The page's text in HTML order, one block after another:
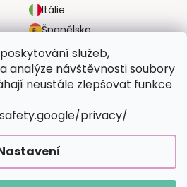
služeb,
analýze návštěvnosti soubory
neustále zlepšovat funkce
privacy/
Itálie
Španělsko
Rakousko